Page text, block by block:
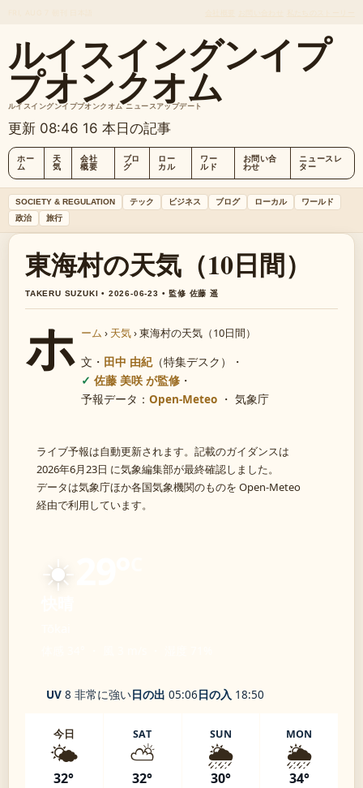
ルイスイングンイプ
プオンクオム
ルイスイングンイププオンクオム ニュースアップデート
更新 08:46 16 本日の記事
ホー
ム
天
気
会社
概要
ブロ
グ
ロー
カル
ワー
ルド
お問い合
わせ
ニュースレ
ター
SOCIETY & REGULATION テック ビジネス ブログ ローカル
ワールド
政治
旅行
東海村の天気（10日間）
TAKERU SUZUKI • 2026-06-23 • 監修 佐藤 遥
ホ ーム › 天気›東海村の天気（10日間）
文・ 田中 由紀（特集デスク）
・
佐藤 美咲 が監修 ・
予報データ： Open-Meteo ・ 気象庁
ライブ予報は自動更新されます。記載のガイダンスは
2026年6月23日 に気象編集部が最終確認しました。
データは気象庁ほか各国気象機関のものを Open-Meteo
経由で利用しています。
☀️
UV 8 非常に強い日の出 05:06日の入 18:50
今日
🌤️
32°
SAT
⛅
32°
SUN
🌦️
30°
MON
🌦️
34°